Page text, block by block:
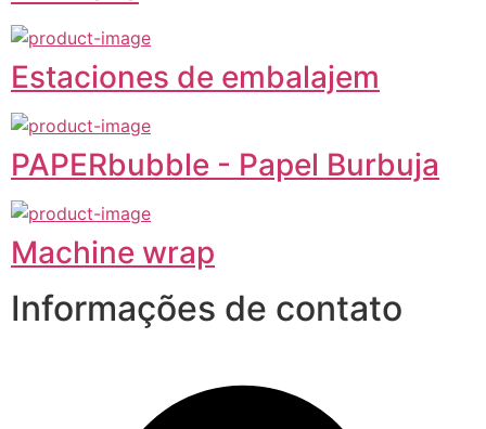
Estaciones de embalajem
PAPERbubble - Papel Burbuja
Machine wrap
Informações de contato